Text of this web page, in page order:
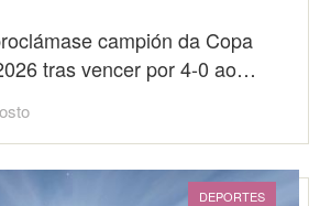
campión da Copa
tras vencer por 4-0 ao…
DEPORTES